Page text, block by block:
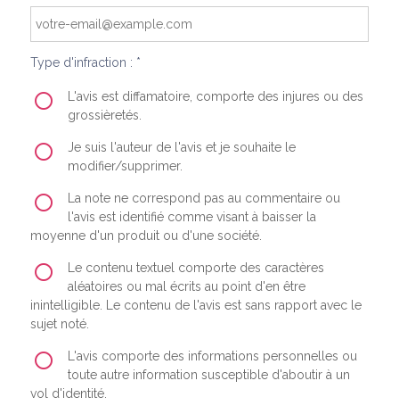
Type d'infraction : *
L'avis est diffamatoire, comporte des injures ou des
grossièretés.
Je suis l'auteur de l'avis et je souhaite le
modifier/supprimer.
La note ne correspond pas au commentaire ou
l'avis est identifié comme visant à baisser la
moyenne d'un produit ou d'une société.
Le contenu textuel comporte des caractères
aléatoires ou mal écrits au point d'en être
inintelligible. Le contenu de l'avis est sans rapport avec le
sujet noté.
L'avis comporte des informations personnelles ou
toute autre information susceptible d'aboutir à un
vol d'identité.